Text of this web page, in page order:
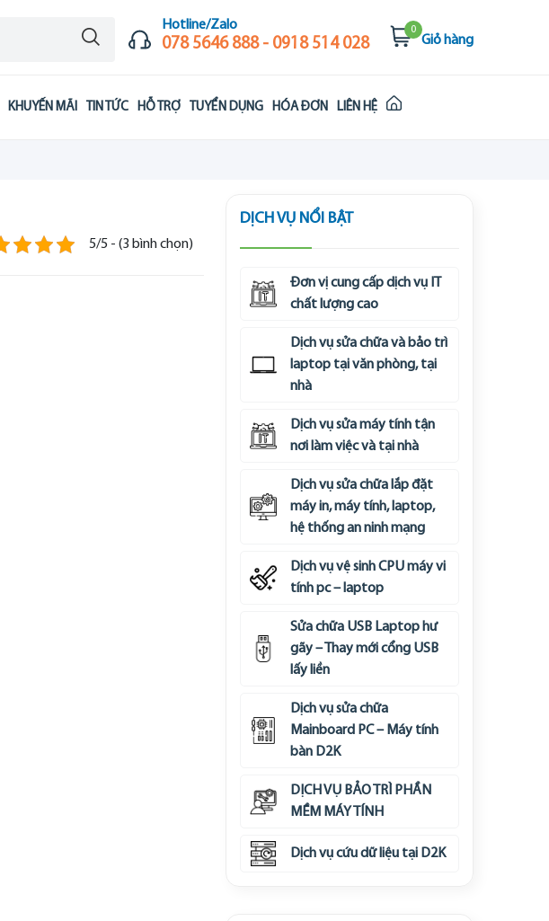
Hotline/Zalo
078 5646 888 - 0918 514 028
0
Giỏ hàng
KHUYẾN MÃI TIN TỨC HỖ TRỢ TUYỂN DỤNG HÓA ĐƠN LIÊN HỆ
5/5 - (3 bình chọn)
DỊCH VỤ NỔI BẬT
Đơn vị cung cấp dịch vụ IT
chất lượng cao
Dịch vụ sửa chữa và bảo trì
laptop tại văn phòng, tại
nhà
Dịch vụ sửa máy tính tận
nơi làm việc và tại nhà
Dịch vụ sửa chữa lắp đặt
máy in, máy tính, laptop,
hệ thống an ninh mạng
Dịch vụ vệ sinh CPU máy vi
tính pc – laptop
Sửa chữa USB Laptop hư
gãy – Thay mới cổng USB
lấy liền
Dịch vụ sửa chữa
Mainboard PC – Máy tính
bàn D2K
DỊCH VỤ BẢO TRÌ PHẦN
MỀM MÁY TÍNH
Dịch vụ cứu dữ liệu tại D2K